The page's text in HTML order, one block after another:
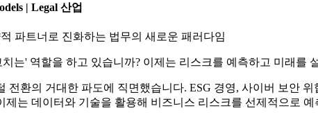
| Legal 산업
파트너로 진화하는 법무의 새로운 패러다임
는' 역할을 하고 있습니까? 이제는 리스크를 예측하고 미래를
전환의 거대한 파도에 직면했습니다. ESG 경영, 사이버 보안
제는 데이터와 기술을 활용해 비즈니스 리스크를 선제적으로